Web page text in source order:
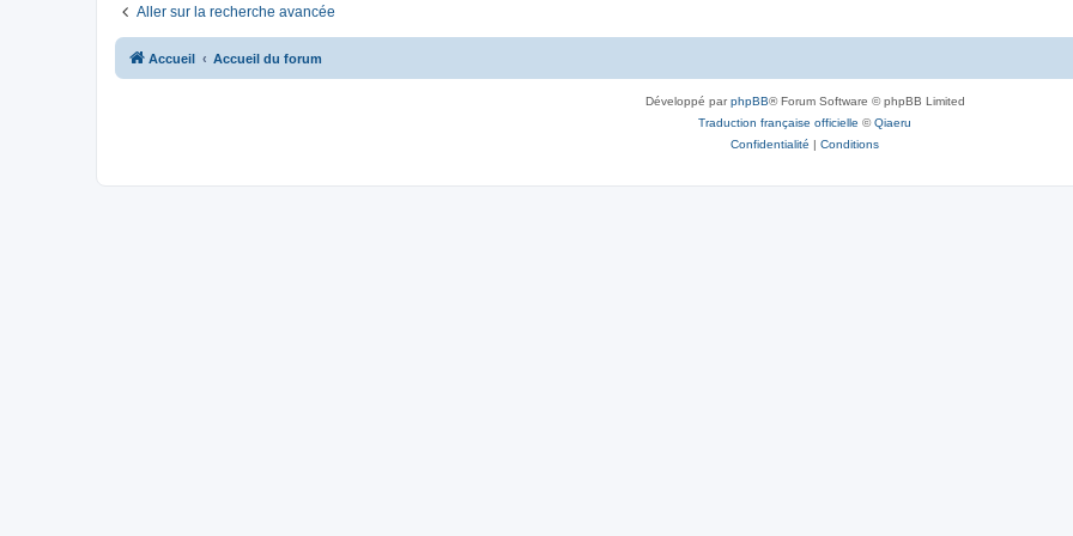
s
Aller sur la recherche avancée
Accueil Accueil du forum
Développé parphpBB® Forum Software © phpBB Limited
Traduction française officielle ©Qiaeru
Confidentialité | Conditions